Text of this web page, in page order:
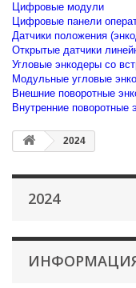
Цифровые модули
Цифровые панели
Датчики положения
Открытые датчики
Угловые энкодеры со
Модульные угловые
Внешние поворотные
Внутренние поворотные
2024
2024